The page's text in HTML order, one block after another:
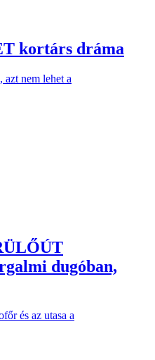
kortárs dráma
nem lehet a
dugóban,
és az utasa a